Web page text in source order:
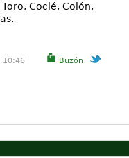
Coclé, Colón,
Buzón
10:46